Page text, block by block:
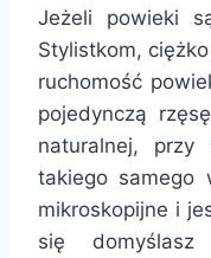
Jeżeli powieki
Stylistkom,
ruchomość
pojedynczą
naturalnej, przy
takiego samego
mikroskopijne i
się